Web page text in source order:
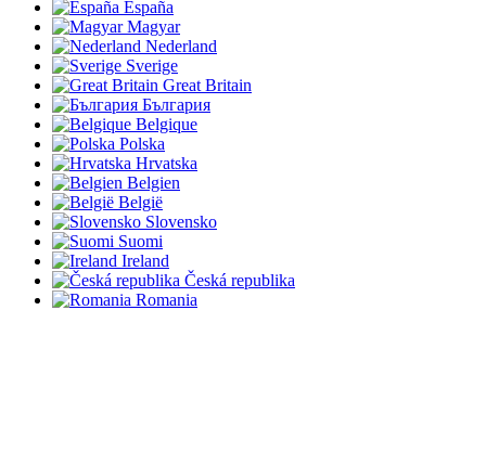
España
Magyar
Nederland
Sverige
Great Britain
България
Belgique
Polska
Hrvatska
Belgien
België
Slovensko
Suomi
Ireland
Česká republika
Romania